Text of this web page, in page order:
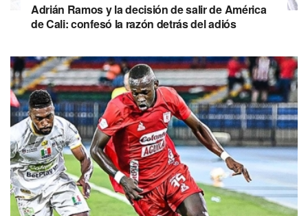
Adrián Ramos y la decisión de salir de América
de Cali: confesó la razón detrás del adiós